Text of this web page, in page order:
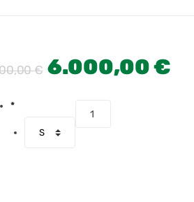
€ 6.000,00€
*